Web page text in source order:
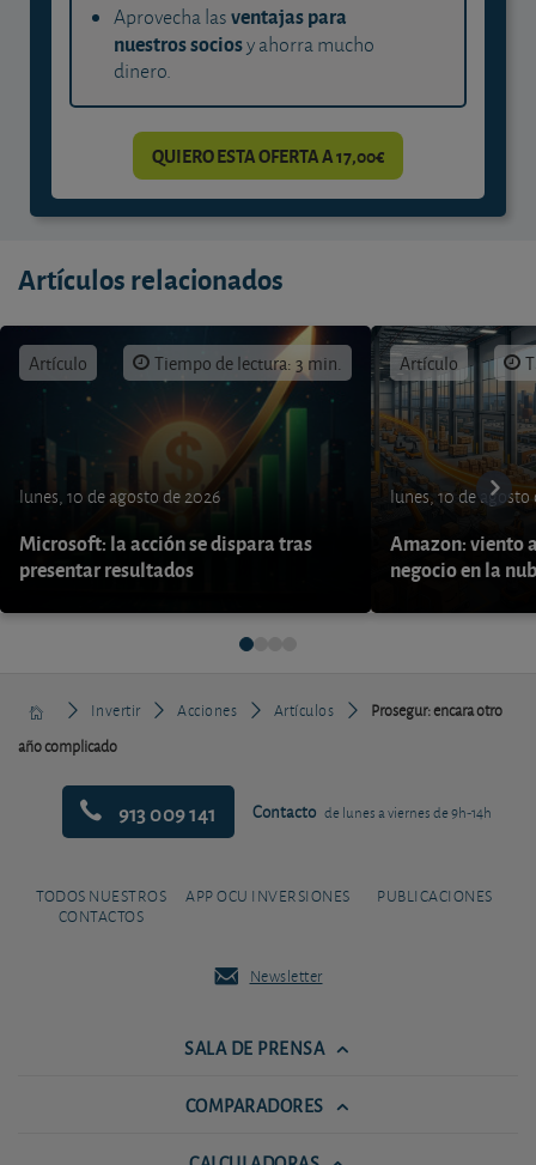
Aprovecha lasventajas para
nuestros sociosy ahorra mucho
dinero.
QUIERO ESTA OFERTA A 17,00€
Artículos relacionados
Artículo Tiempo de lectura: 3 min.
lunes, 10 de agosto de 2026
Microsoft: la acción se dispara tras
presentar resultados
Artículo
lunes, 10 de agosto
Amazon: viento
negocio en la
Invertir Acciones Artículos
Prosegur: encara otro
año complicado
913 009 141 Contacto de lunes a viernes de 9h-14h
TODOS NUESTROS
CONTACTOS
APP OCU INVERSIONES PUBLICACIONES
Newsletter
SALA DE PRENSA
COMPARADORES